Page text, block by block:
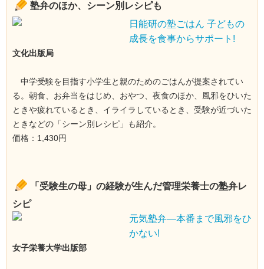
塾弁のほか、シーン別レシピも
日能研の塾ごはん 子どもの
成長を食事からサポート!
文化出版局
中学受験を目指す小学生と親のためのごはんが提案されてい
る。朝食、お弁当をはじめ、おやつ、夜食のほか、風邪をひいた
ときや疲れているとき、イライラしているとき、受験が近づいた
ときなどの「シーン別レシピ」も紹介。
価格：1,430円
「受験生の母」の経験が生んだ管理栄養士の塾弁レ
シピ
元気塾弁―本番まで風邪をひ
かない!
女子栄養大学出版部